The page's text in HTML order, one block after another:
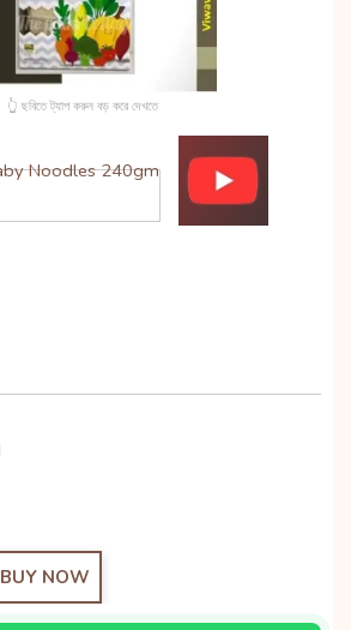
👆 ছবিতে ট্যাপ করুন বড় করে দেখতে
BUY NOW